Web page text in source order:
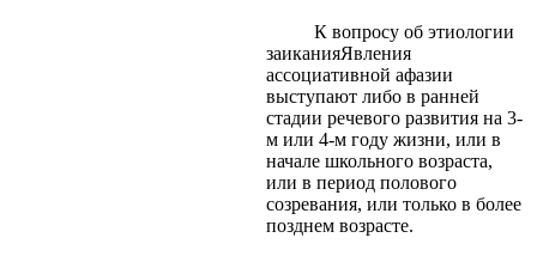
К вопросу об этиологии
заиканияЯвления
ассоциативной афазии
выступают либо в ранней
стадии речевого развития на 3-
м или 4-м году жизни, или в
начале школьного возраста,
или в период полового
созревания, или только в более
позднем возрасте.